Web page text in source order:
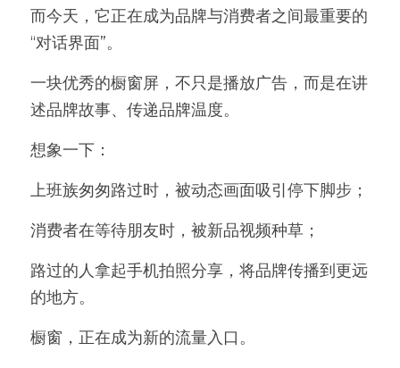
而今天，它正在成为品牌与消费者之间最重要的
“对话界面”。
一块优秀的橱窗屏，不只是播放广告，而是在讲
述品牌故事、传递品牌温度。
想象一下：
上班族匆匆路过时，被动态画面吸引停下脚步；
消费者在等待朋友时，被新品视频种草；
路过的人拿起手机拍照分享，将品牌传播到更远
的地方。
橱窗，正在成为新的流量入口。